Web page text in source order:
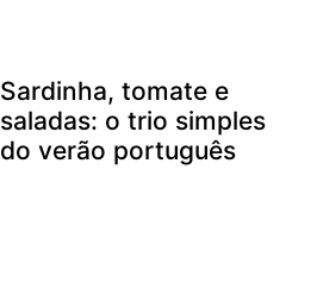
Sardinha, tomate e
saladas: o trio simples
do verão português